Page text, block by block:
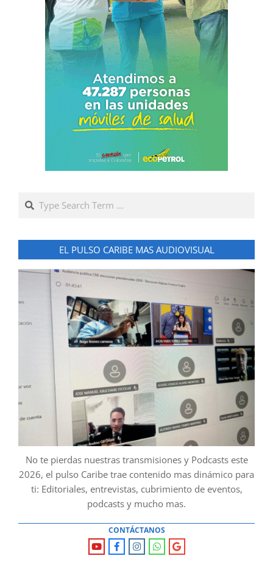
Search
EL PULSO CARIBE MAS AUDIOVISUAL
No te pierdas nuestras transmisiones y Podcasts este
2026, el pulso Caribe trae contenido mas dinámico para
ti: Editoriales, entrevistas, cubrimiento de eventos,
podcasts y mucho mas.
CONTÁCTANOS